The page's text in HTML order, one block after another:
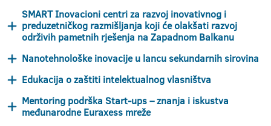
SMART Inovacioni centri za razvoj inovativnog i
preduzetničkog razmišljanja koji će olakšati razvoj
održivih pametnih rješenja na Zapadnom Balkanu
Nanotehnološke inovacije u lancu sekundarnih sirovina
Edukacija o zaštiti intelektualnog vlasništva
Mentoring podrška Start-ups – znanja i iskustva
međunarodne Euraxess mreže